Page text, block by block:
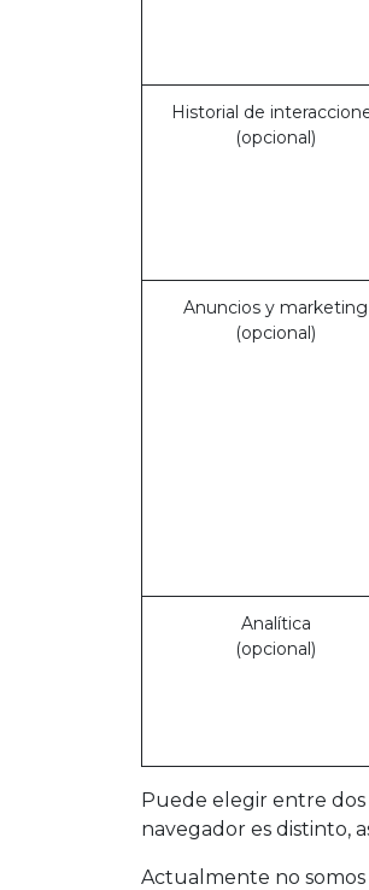
Historial de
(opcional)
Anuncios y marketing
(opcional)
Analítica
(opcional)
Puede elegir entre dos
navegador es distinto,
Actualmente no